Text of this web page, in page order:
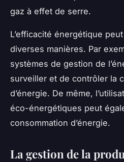
gaz à effet de serre.
L’efficacité énergétique
diverses manières. Par
systèmes de gestion de
surveiller et de contrôler la
d’énergie. De même,
éco-énergétiques peut
consommation d’énergie.
La gestion de la